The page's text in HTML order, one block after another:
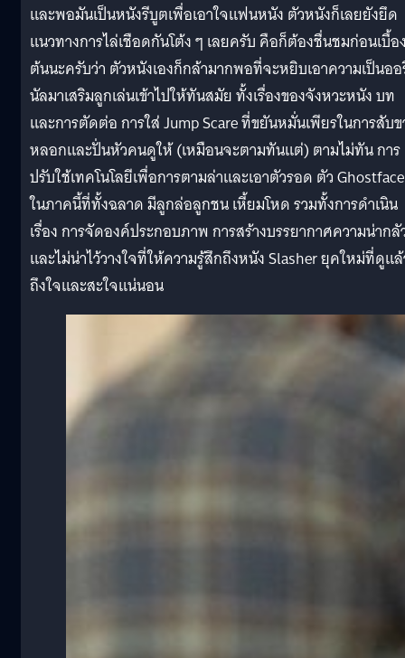
และพอมันเป็นหนังรีบูตเพื่อเอาใจแฟนหนัง ตัวหนังก็เลยยังยึด
แนวทางการไล่เชือดกันโต้ง ๆ เลยครับ คือก็ต้องชื่นชมก่อนเบื้อ
ต้นนะครับว่า ตัวหนังเองก็กล้ามากพอที่จะหยิบเอาความเป็นอ
นัลมาเสริมลูกเล่นเข้าไปให้ทันสมัย ทั้งเรื่องของจังหวะหนัง บท
และการตัดต่อ การใส่ Jump Scare ที่ขยันหมั่นเพียรในการสับ
หลอกและปั่นหัวคนดูให้ (เหมือนจะตามทันแต่) ตามไม่ทัน การ
ปรับใช้เทคโนโลยีเพื่อการตามล่าและเอาตัวรอด ตัว Ghostface
ในภาคนี้ที่ทั้งฉลาด มีลูกล่อลูกชน เหี้ยมโหด รวมทั้งการดำเนิน
เรื่อง การจัดองค์ประกอบภาพ การสร้างบรรยากาศความน่ากลั
และไม่น่าไว้วางใจที่ให้ความรู้สึกถึงหนัง Slasher ยุคใหม่ที่ดูแ
ถึงใจและสะใจแน่นอน